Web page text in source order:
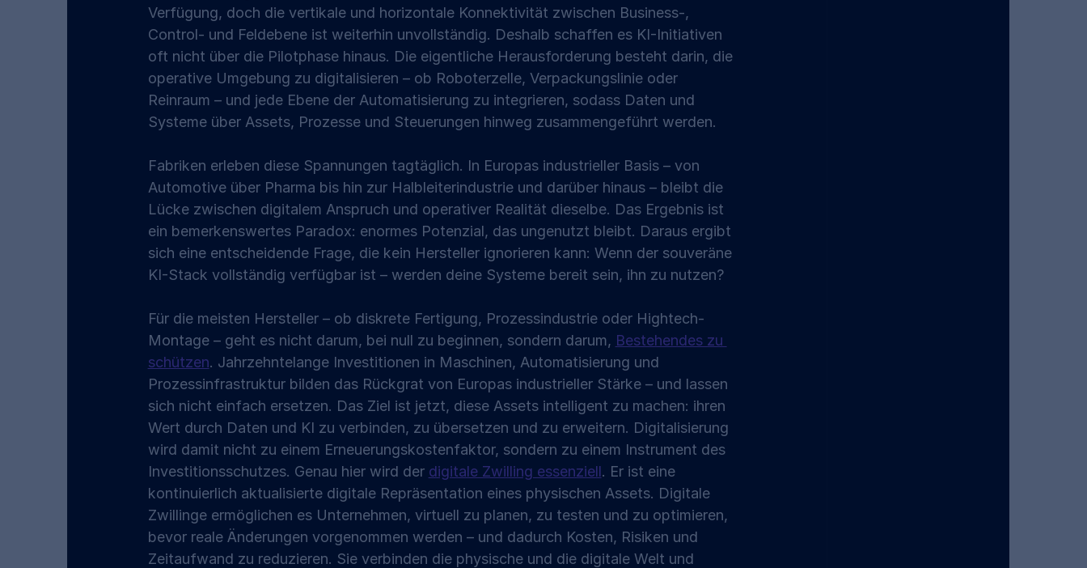
Verfügung, doch die vertikale und horizontale Konnektivität zwischen Business-,
Control- und Feldebene ist weiterhin unvollständig. Deshalb schaffen es KI-Initiativen
oft nicht über die Pilotphase hinaus. Die eigentliche Herausforderung besteht darin, die
operative Umgebung zu digitalisieren – ob Roboterzelle, Verpackungslinie oder
Reinraum – und jede Ebene der Automatisierung zu integrieren, sodass Daten und
Systeme über Assets, Prozesse und Steuerungen hinweg zusammengeführt werden.
Fabriken erleben diese Spannungen tagtäglich. In Europas industrieller Basis – von
Automotive über Pharma bis hin zur Halbleiterindustrie und darüber hinaus – bleibt die
Lücke zwischen digitalem Anspruch und operativer Realität dieselbe. Das Ergebnis ist
ein bemerkenswertes Paradox: enormes Potenzial, das ungenutzt bleibt. Daraus ergibt
sich eine entscheidende Frage, die kein Hersteller ignorieren kann: Wenn der souveräne
KI-Stack vollständig verfügbar ist – werden deine Systeme bereit sein, ihn zu nutzen?
Für die meisten Hersteller – ob diskrete Fertigung, Prozessindustrie oder Hightech-
Montage – geht es nicht darum, bei null zu beginnen, sondern darum, Bestehendes zu
schützen. Jahrzehntelange Investitionen in Maschinen, Automatisierung und
Prozessinfrastruktur bilden das Rückgrat von Europas industrieller Stärke – und lassen
sich nicht einfach ersetzen. Das Ziel ist jetzt, diese Assets intelligent zu machen: ihren
Wert durch Daten und KI zu verbinden, zu übersetzen und zu erweitern. Digitalisierung
wird damit nicht zu einem Erneuerungskostenfaktor, sondern zu einem Instrument des
Investitionsschutzes. Genau hier wird der digitale Zwilling essenziell. Er ist eine
kontinuierlich aktualisierte digitale Repräsentation eines physischen Assets. Digitale
Zwillinge ermöglichen es Unternehmen, virtuell zu planen, zu testen und zu optimieren,
bevor reale Änderungen vorgenommen werden – und dadurch Kosten, Risiken und
Zeitaufwand zu reduzieren. Sie verbinden die physische und die digitale Welt und